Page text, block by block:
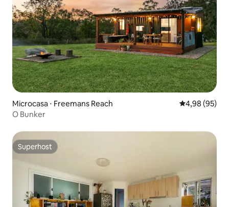
Microcasa ⋅ Freemans Reach 4,98 de uma
4,98 (95)
O Bunker
Superhost
Superhost